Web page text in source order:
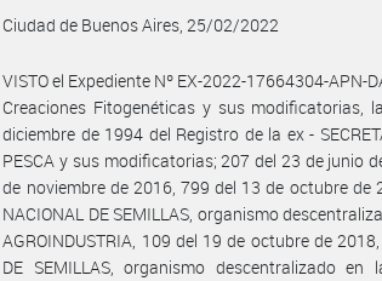
Ciudad de Buenos Aires, 25/02/2022
VISTO el Expediente Nº EX-2022-17664304-APN-
Creaciones Fitogenéticas y sus modificatorias,
diciembre de 1994 del Registro de la ex -
PESCA y sus modificatorias; 207 del 23 de junio
de noviembre de 2016, 799 del 13 de octubre de
NACIONAL DE SEMILLAS, organismo
AGROINDUSTRIA, 109 del 19 de octubre de
DE SEMILLAS, organismo descentralizado